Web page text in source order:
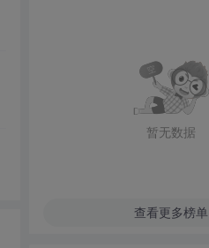
暂无数据
查看更多榜单